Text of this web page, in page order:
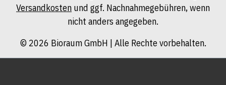
Versandkosten und ggf. Nachnahmegebühren, wenn
nicht anders angegeben.
© 2026 Bioraum GmbH | Alle Rechte vorbehalten.